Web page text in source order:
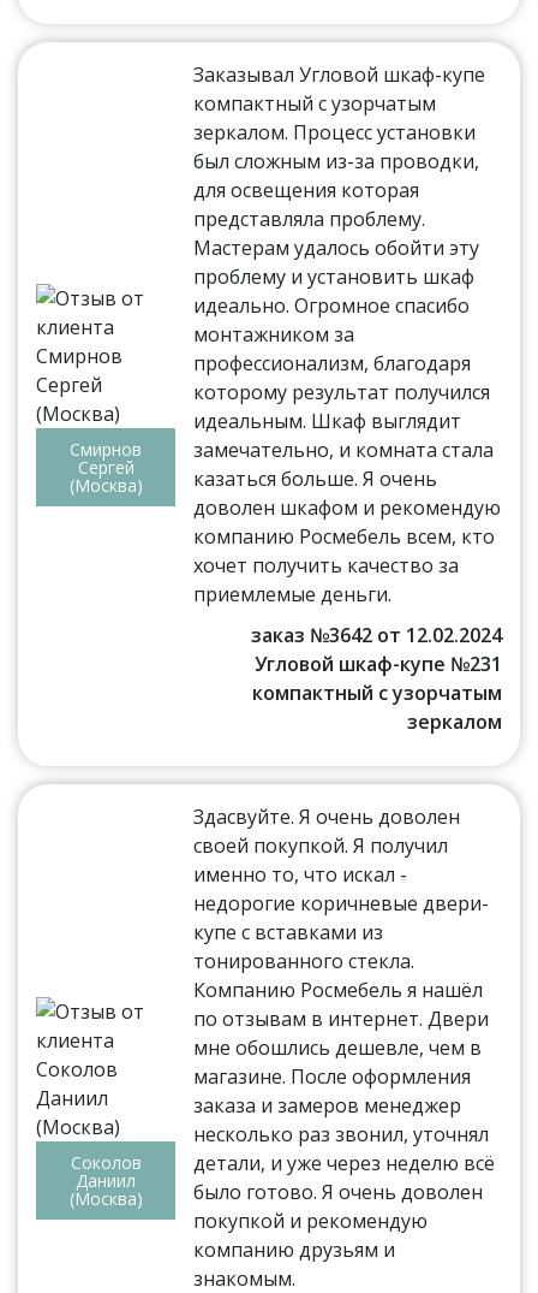
Смирнов
Сергей
(Москва)
Заказывал Угловой шкаф-купе
компактный с узорчатым
зеркалом. Процесс установки
был сложным из-за проводки,
для освещения которая
представляла проблему.
Мастерам удалось обойти эту
проблему и установить шкаф
идеально. Огромное спасибо
монтажником за
профессионализм, благодаря
которому результат получился
идеальным. Шкаф выглядит
замечательно, и комната стала
казаться больше. Я очень
доволен шкафом и рекомендую
компанию Росмебель всем, кто
хочет получить качество за
приемлемые деньги.
заказ №3642 от 12.02.2024
Угловой шкаф-купе №231
компактный с узорчатым
зеркалом
Соколов
Даниил
(Москва)
Здасвуйте. Я очень доволен
своей покупкой. Я получил
именно то, что искал -
недорогие коричневые двери-
купе с вставками из
тонированного стекла.
Компанию Росмебель я нашёл
по отзывам в интернет. Двери
мне обошлись дешевле, чем в
магазине. После оформления
заказа и замеров менеджер
несколько раз звонил, уточнял
детали, и уже через неделю всё
было готово. Я очень доволен
покупкой и рекомендую
компанию друзьям и
знакомым.